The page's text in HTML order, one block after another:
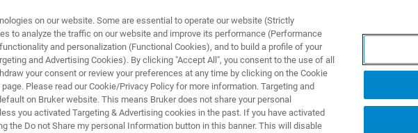
제품 및 솔루션
on our website. Some are essential to operate our website (Strictly
to analyze the traffic on our website and improve its performance (Performance
and personalization (Functional Cookies), and to build a profile of your
and Advertising Cookies). By clicking "Accept All", you consent to the use of all
your consent or review your preferences at any time by clicking on the Cookie
Please read our Cookie/Privacy Policy for more information. Targeting and
on Bruker website. This means Bruker does not share your personal
you activated Targeting & Advertising cookies in the past. If you have activated
the Do not Share my personal Information button in this banner. This will disable